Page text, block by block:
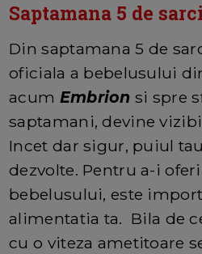
Saptamana 5 de
Din saptamana 5 de
oficiala a bebelusului
acum Embrion si spre
saptamani, devine
Incet dar sigur, puiul
dezvolte. Pentru a-i
bebelusului, este
alimentatia ta. Bila de
cu o viteza ametitoare